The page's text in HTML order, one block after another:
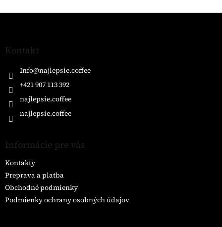
Z
Kontakt
Info@najlepsie.coffee
+421 907 113 392
najlepsie.coffee
najlepsie.coffee
Informácie pre vás
Kontakty
Preprava a platba
Obchodné podmienky
Podmienky ochrany osobných údajov